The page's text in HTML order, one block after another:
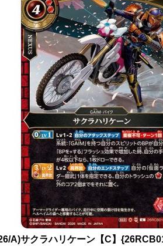
A)サクラハリケーン【C】